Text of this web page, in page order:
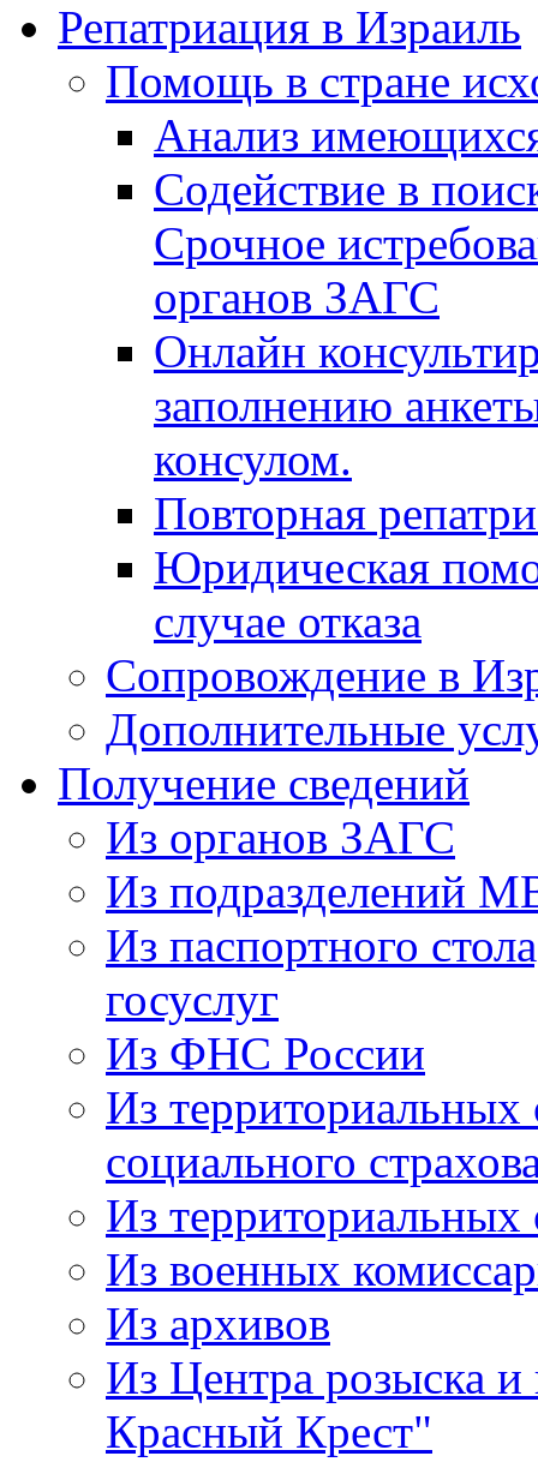
Репатриация в Израиль
Помощь в стране
Анализ
Содействие в
Срочное
органов ЗАГС
Онлайн
заполнению
консулом.
Повторная
Юридическая
случае отказа
Сопровождение в
Дополнительные
Получение сведений
Из органов ЗАГС
Из подразделений
Из паспортного
госуслуг
Из ФНС России
Из
социального
Из
Из военных
Из архивов
Из Центра розыска
Красный Крест"